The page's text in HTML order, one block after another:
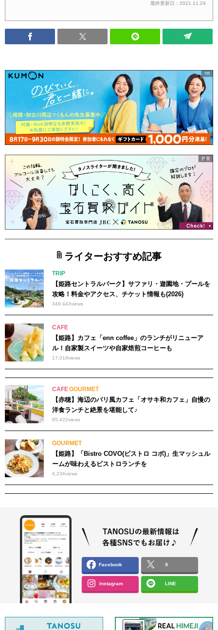
最終更新日：2021.11.24
ライターおすすめ記事
TRIP
【姫路セントラルパーク】サファリ・遊園地・プールを
攻略！料金やアクセス、チケット情報も(2026)
349,443views
CAFE
【姫路】カフェ「enn coffee」のランチがリニューア
ル！自家製スイーツや自家焙煎コーヒーも
17,019views
CAFEGOURMET
【赤穂】海辺のバリ風カフェ「オサキ和カフェ」自慢の
洋食ランチと絶景を堪能して♪
95,422views
GOURMET
【姫路】「Bistro COVO(ビストロ コボ)」生マッシュル
ームが味わえるビストロランチを
4,234views
Facebook X
Instagram LINE